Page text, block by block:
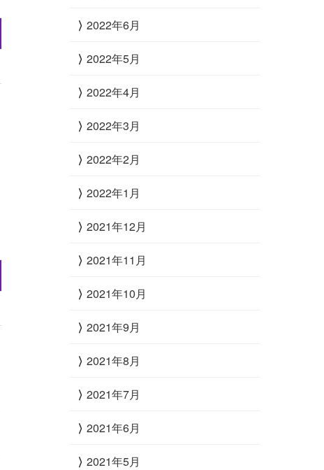
2022年6月
2022年5月
2022年4月
2022年3月
2022年2月
2022年1月
2021年12月
2021年11月
2021年10月
2021年9月
2021年8月
2021年7月
2021年6月
2021年5月